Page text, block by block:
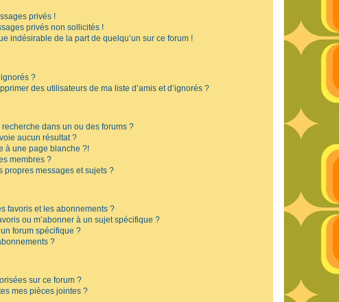
privés !
privés non sollicités !
indésirable de la part de quelqu’un sur ce forum !
?
des utilisateurs de ma liste d’amis et d’ignorés ?
dans un ou des forums ?
aucun résultat ?
à une page blanche ?!
membres ?
propres messages et sujets ?
favoris et les abonnements ?
ou m’abonner à un sujet spécifique ?
forum spécifique ?
?
sur ce forum ?
mes pièces jointes ?